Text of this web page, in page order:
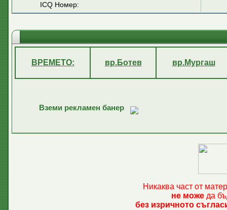
ICQ Номер:
ВРЕМЕТО: вр.Ботев вр.Мургаш
Вземи рекламен банер
Никаква част от
не може да
без изричното